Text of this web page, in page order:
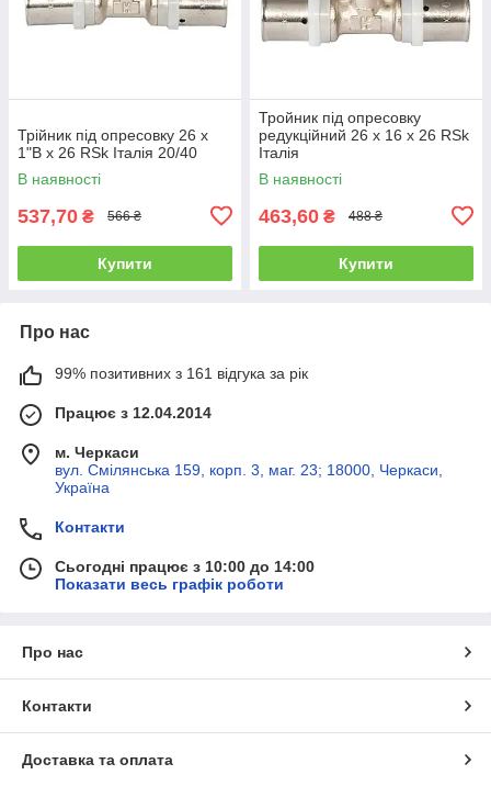
Трійник під опресовку 26 х
1"В х 26 RSk Італія 20/40
В наявності
537,70 ₴ 566 ₴
Купити
Тройник під опресовку
редукційний 26 х 16 х 26 RSk
Італія
В наявності
463,60 ₴ 488 ₴
Купити
Про нас
99% позитивних з 161 відгука за рік
Працює з 12.04.2014
м. Черкаси
вул. Смілянська 159, корп. 3, маг. 23; 18000, Черкаси,
Україна
Контакти
Сьогодні працює з 10:00 до 14:00
Показати весь графік роботи
Про нас
Контакти
Доставка та оплата